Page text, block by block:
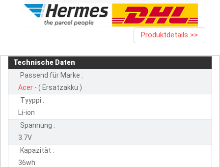
Produktdetails >>
Technische Daten
Passend für Marke :
Acer - ( Ersatzakku )
Tyyppi :
Li-ion
Spannung :
3.7V
Kapazität :
36wh